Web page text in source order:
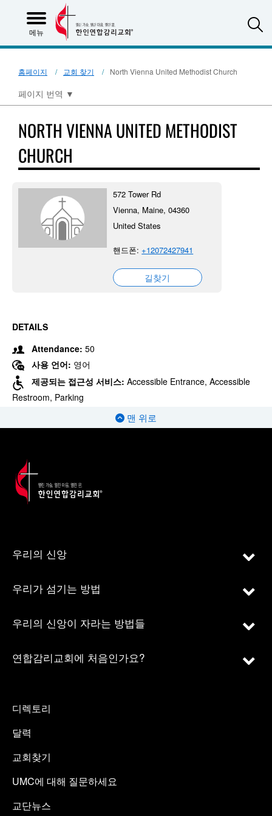
메뉴
홈페이지 교회 찾기 North Vienna United Methodist Church
페이지 번역 ▼
NORTH VIENNA UNITED METHODIST
CHURCH
572 Tower Rd
Vienna, Maine, 04360
United States
핸드폰:+12072427941
길찾기
DETAILS
Attendance: 50
사용 언어: 영어
제공되는 접근성 서비스: Accessible Entrance, Accessible
Restroom, Parking
맨 위로
우리의 신앙
우리가 섬기는 방법
우리의 신앙이 자라는 방법들
연합감리교회에 처음인가요?
디렉토리
달력
교회찾기
UMC에 대해 질문하세요
교단뉴스